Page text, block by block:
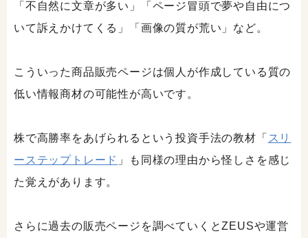
「不自然に文章が多い」「ページ冒頭で夢や自由につ
いて訴えかけてくる」「画像の質が荒い」など。
こういった商品販売ページは個人が作成している質の
低い情報商材の可能性が高いです。
株で高勝率をあげられるという投資手法の教材「 スリ
ーステップトレード 」も同様の理由から怪しさを感じ
た覚えがあります。
さらに過去の販売ページを調べていくとZEUSや運営